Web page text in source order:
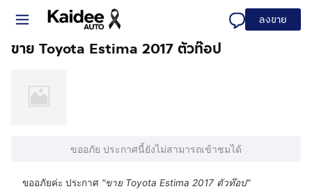
ลงขาย
ขาย Toyota Estima 2017 ตัวท๊อป
ขออภัย ประกาศนี้ยังไม่สามารถเข้าชมได้
ขออภัยค่ะ ประกาศ "ขาย Toyota Estima 2017 ตัวท๊อป"